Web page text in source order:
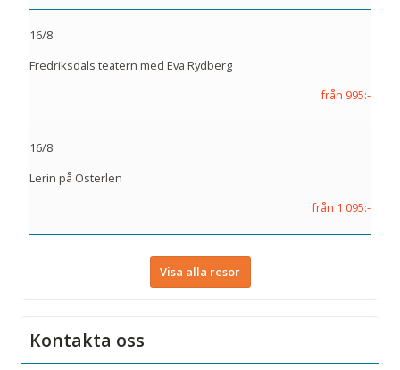
16/8
Fredriksdals teatern med Eva Rydberg
från 995:-
16/8
Lerin på Österlen
från 1 095:-
Visa alla resor
Kontakta oss